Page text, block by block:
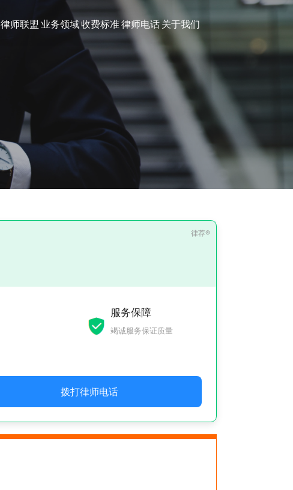
律师联盟 业务领域收费标准律师电话关于我们
服务保障
竭诚服务保证质量
拨打律师电话